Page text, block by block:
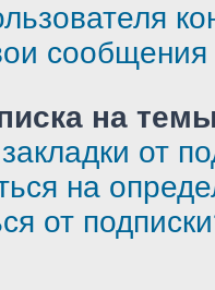
на
от
на
от